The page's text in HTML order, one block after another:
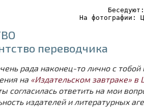
На фотографии:
переводчика
рада наконец-то лично с
на «Издательском завтраке»
согласилась ответить на мои
издателей и литературных